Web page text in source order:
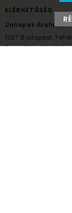
ELÉRHETŐSÉG
Ünnepek Áruháza
1037 Budapest,
Személyes átvételi